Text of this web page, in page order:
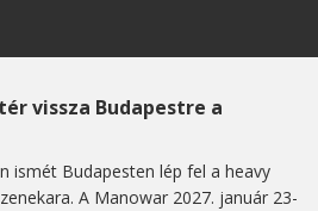
vissza Budapestre a
ismét Budapesten lép fel a heavy
A Manowar 2027. január 23-